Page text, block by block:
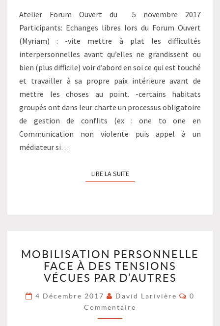
Atelier Forum Ouvert du 5 novembre 2017
Participants: Echanges libres lors du Forum Ouvert
(Myriam) : -vite mettre à plat les difficultés
interpersonnelles avant qu’elles ne grandissent ou
bien (plus difficile) voir d’abord en soi ce qui est touché
et travailler à sa propre paix intérieure avant de
mettre les choses au point. -certains habitats
groupés ont dans leur charte un processus obligatoire
de gestion de conflits (ex : one to one en
Communication non violente puis appel à un
médiateur si…
LIRE LA SUITELIRE LA SUITE
PERSONNELLE
FACE
À
TENSIONS
VÉCUES
PAR
MOBILISATION PERSONNELLE
FACE À DES TENSIONS
VÉCUES PAR D’AUTRES
4 Décembre 2017 David Larivière
0
Commentaire